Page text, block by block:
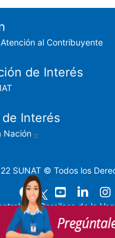
al Contribuyente
de Interés
de Interés
Nación
SUNAT © Todos los
Av. Garcilaso de la